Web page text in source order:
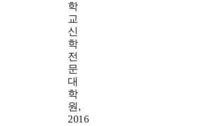
학
교
신
학
전
문
대
학
원,
2016